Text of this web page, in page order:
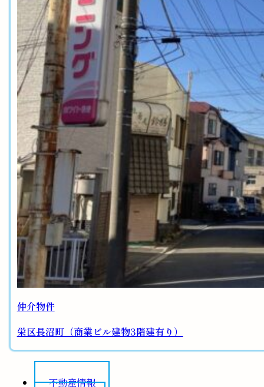
仲介物件
栄区長沼町（商業ビル建物3階建有り）
不動産情報